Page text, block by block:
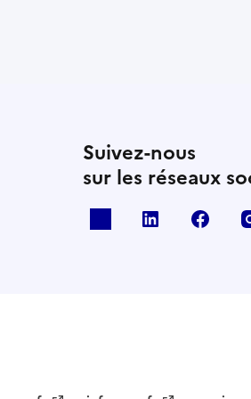
Suivez-nous
sur les réseaux
linkedin